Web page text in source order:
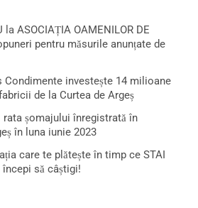
la ASOCIAȚIA OAMENILOR DE
pentru măsurile anunțate de
Condimente investește 14 milioane
de la Curtea de Argeș
rata șomajului înregistrată în
în luna iunie 2023
care te plătește în timp ce STAI
să câștigi!